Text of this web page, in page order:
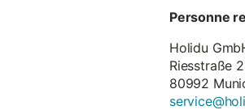
Personne
Holidu
Riesstraße
80992